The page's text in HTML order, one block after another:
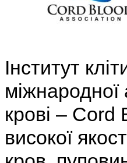
Інститут
міжнародної
крові –
високої